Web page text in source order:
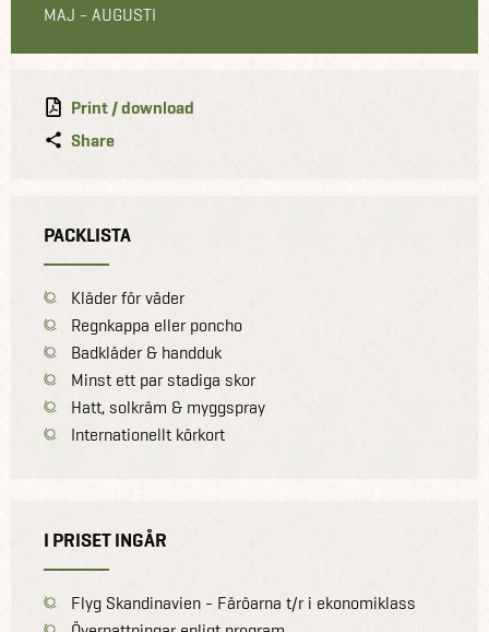
MAJ - AUGUSTI
Print / download
Share
PACKLISTA
Kläder för väder
Regnkappa eller poncho
Badkläder & handduk
Minst ett par stadiga skor
Hatt, solkräm & myggspray
Internationellt körkort
I PRISET INGÅR
Flyg Skandinavien - Färöarna t/r i ekonomiklass